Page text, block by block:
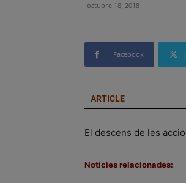
octubre 18, 2018
Facebook
ARTICLE
El descens de les
Notícies relacionades: